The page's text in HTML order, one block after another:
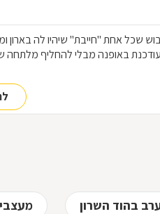
שאלת מיליון הדולר: מהם פריטי הלבוש שכל אחת "חייבת"
באופנה מבלי להחליף מלתחה
בהוד השרון מעצבי